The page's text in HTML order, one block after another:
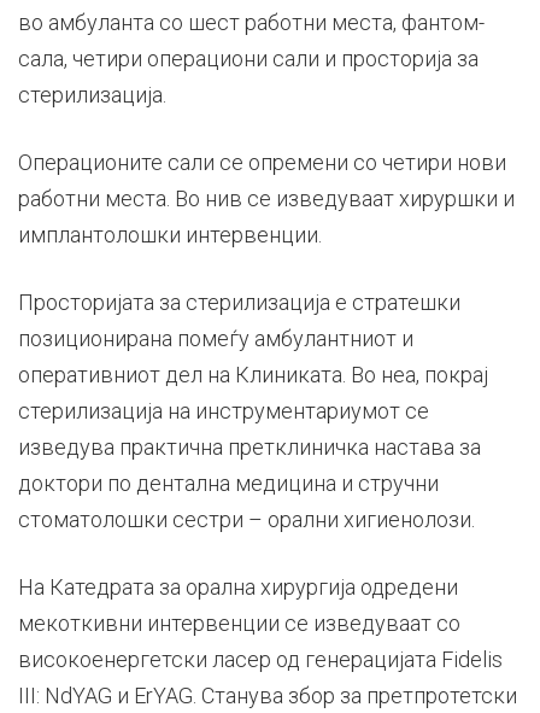
во амбуланта со шест работни места, фантом-
сала, четири операциони сали и просторија за
стерилизација.
Операционите сали се опремени со четири нови
работни места. Во нив се изведуваат хируршки и
имплантолошки интервенции.
Просторијата за стерилизација е стратешки
позиционирана помеѓу амбулантниот и
оперативниот дел на Клиниката. Во неа, покрај
стерилизација на инструментариумот се
изведува практична претклиничка настава за
доктори по дентална медицина и стручни
стоматолошки сестри – орални хигиенолози.
На Катедрата за орална хирургија одредени
мекоткивни интервенции се изведуваат со
високоенергетски ласер од генерацијата Fidelis
III: NdYAG и ErYAG. Станува збор за претпротетски